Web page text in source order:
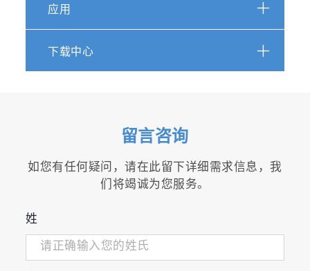
多技术/多环境
软件即可对两台仪器进行完全控制，SPM和光谱
稳定性
高共振频率AFM扫描器，远离噪音干扰！高性能
表现，无需主动隔振系统。
应用
下载中心
留言咨询
如您有任何疑问，请在此留下详细需求信息，我
们将竭诚为您服务。
姓